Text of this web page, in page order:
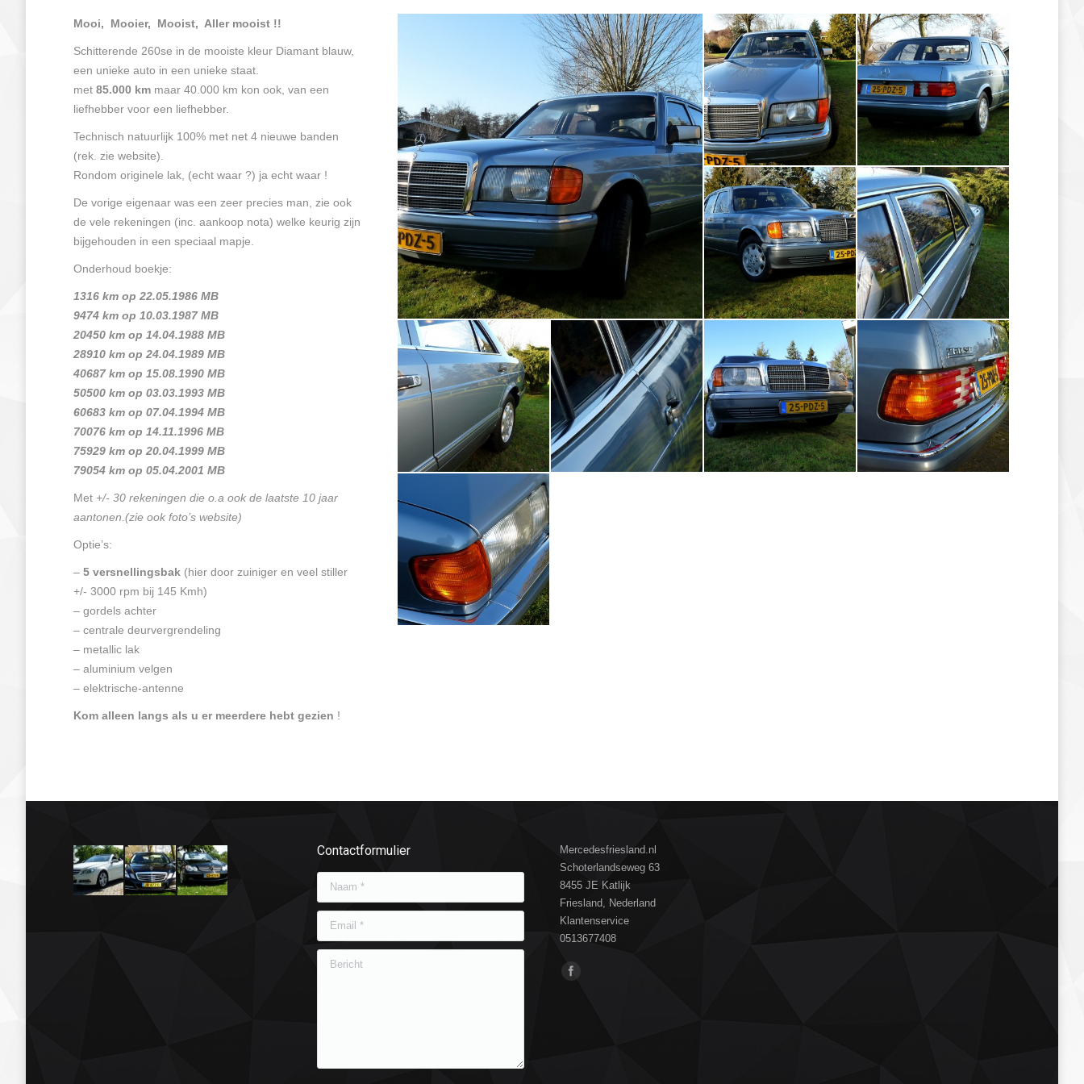
Mooi, Mooier, Mooist, Aller mooist !!
Schitterende 260se in de mooiste kleur Diamant blauw,
een unieke auto in een unieke staat.
met 85.000 km maar 40.000 km kon ook, van een
liefhebber voor een liefhebber.
Technisch natuurlijk 100% met net 4 nieuwe banden
(rek. zie website).
Rondom originele lak, (echt waar ?) ja echt waar !
De vorige eigenaar was een zeer precies man, zie ook
de vele rekeningen (inc. aankoop nota) welke keurig zijn
bijgehouden in een speciaal mapje.
Onderhoud boekje:
1316 km op 22.05.1986 MB
9474 km op 10.03.1987 MB
20450 km op 14.04.1988 MB
28910 km op 24.04.1989 MB
40687 km op 15.08.1990 MB
50500 km op 03.03.1993 MB
60683 km op 07.04.1994 MB
70076 km op 14.11.1996 MB
75929 km op 20.04.1999 MB
79054 km op 05.04.2001 MB
Met +/- 30 rekeningen die o.a ook de laatste 10 jaar
aantonen.(zie ook foto’s website)
Optie’s:
– 5 versnellingsbak (hier door zuiniger en veel stiller
+/- 3000 rpm bij 145 Kmh)
– gordels achter
– centrale deurvergrendeling
– metallic lak
– aluminium velgen
– elektrische-antenne
Kom alleen langs als u er meerdere hebt gezien !
Contactformulier
Naam *
Email *
Bericht
Mercedesfriesland.nl
Schoterlandseweg 63
8455 JE Katlijk
Friesland, Nederland
Klantenservice
0513677408
Vind ons op: